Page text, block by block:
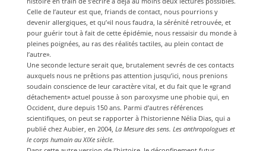
Celle de l’auteur est que, friands de contact, nous pourrions y
devenir allergiques, et qu’«il nous faudra, la sérénité retrouvée, et
pour guérir tout à fait de cette épidémie, nous ressaisir du monde à
pleines poignées, au ras des réalités tactiles, au plein contact de
l’autre».
Une seconde lecture serait que, brutalement sevrés de ces contacts
auxquels nous ne prêtions pas attention jusqu’ici, nous prenions
soudain conscience de leur caractère vital, et du fait que le «grand
détachement» actuel pousse à son paroxysme une phobie qui, en
Occident, dure depuis 150 ans. Parmi d’autres références
scientifiques, on peut se rapporter à l’historienne Nélia Dias, qui a
publié chez Aubier, en 2004, La Mesure des sens. Les anthropologues et
le corps humain au XIXe siècle.